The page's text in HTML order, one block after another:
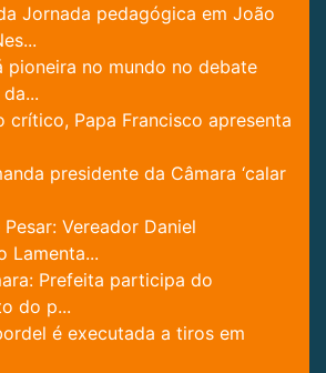
Jornada pedagógica em João
pioneira no mundo no debate
crítico, Papa Francisco apresenta
presidente da Câmara ‘calar
Vereador Daniel
Lamenta...
Prefeita participa do
do p...
é executada a tiros em